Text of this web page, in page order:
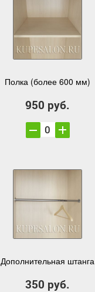
Полка (более 600 мм)
950 руб.
Дополнительная штанга
350 руб.